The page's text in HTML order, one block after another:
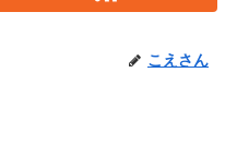
こえさん